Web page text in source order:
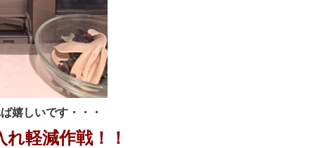
嬉しいです・・・
軽減作戦！！